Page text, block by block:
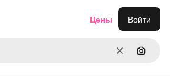
ОчиститьПоиск
Цены Войти